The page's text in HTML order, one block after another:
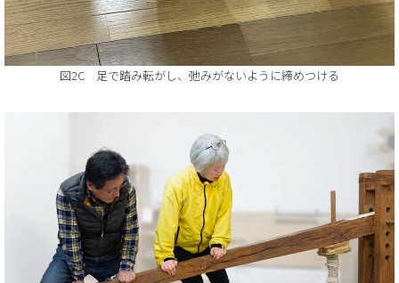
図2C 足で踏み転がし、弛みがないように締めつける